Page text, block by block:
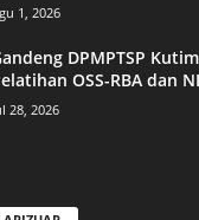
1, 2026
DPMPTSP
OSS-RBA dan
28, 2026